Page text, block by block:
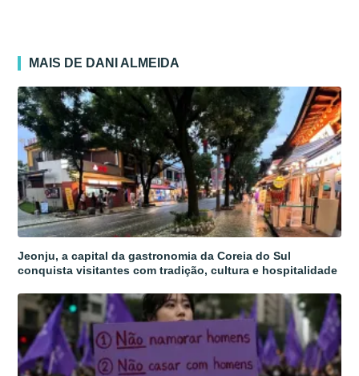
MAIS DE DANI ALMEIDA
Jeonju, a capital da gastronomia da Coreia do Sul
conquista visitantes com tradição, cultura e hospitalidade